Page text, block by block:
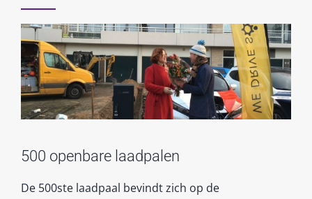
500 openbare laadpalen
De 500ste laadpaal bevindt zich op de